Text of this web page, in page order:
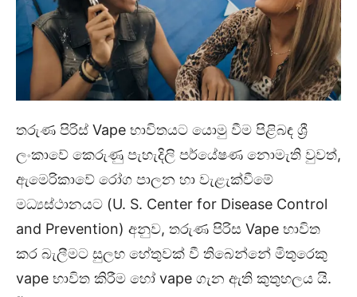
තරුණ පිරිස් Vape භාවිතයට යොමු වීම පිළිබඳ ශ්‍රී
ලංකාවේ කෙරුණු පැහැදිලි පර්යේෂණ නොමැති වුවත්,
ඇමෙරිකාවේ රෝග පාලන හා වැළැක්වීමේ
මධ්‍යස්ථානයට (U. S. Center for Disease Control
and Prevention) අනුව, තරුණ පිරිස Vape භාවිත
කර බැලීමට සුලභ හේතුවක් වී තිබෙන්නේ මිතුරෙකු
vape භාවිත කිරීම හෝ vape ගැන ඇති කුතුහලය යි.